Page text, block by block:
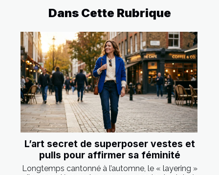
Dans Cette Rubrique
L’art secret de superposer vestes et
pulls pour affirmer sa féminité
Longtemps cantonné à l’automne, le « layering »